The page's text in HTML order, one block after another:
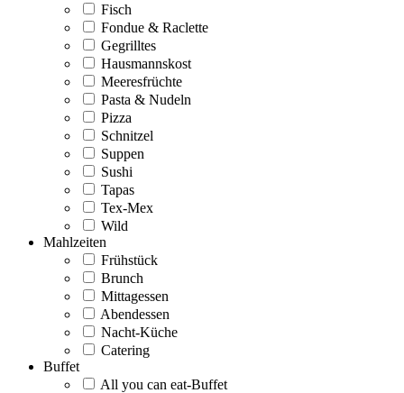
Fisch
Fondue & Raclette
Gegrilltes
Hausmannskost
Meeresfrüchte
Pasta & Nudeln
Pizza
Schnitzel
Suppen
Sushi
Tapas
Tex-Mex
Wild
Mahlzeiten
Frühstück
Brunch
Mittagessen
Abendessen
Nacht-Küche
Catering
Buffet
All you can eat-Buffet